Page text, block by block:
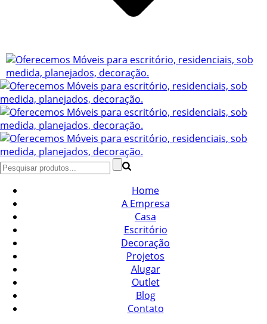
Home
A Empresa
Casa
Escritório
Decoração
Projetos
Alugar
Outlet
Blog
Contato